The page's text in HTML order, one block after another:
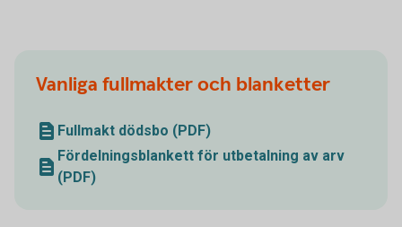
Vanliga fullmakter och blanketter
Fullmakt dödsbo (PDF)
Fördelningsblankett för utbetalning av arv
(PDF)